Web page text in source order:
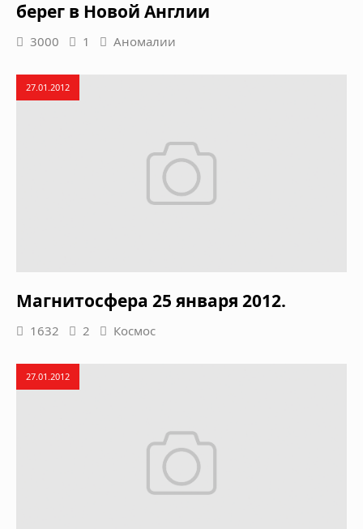
берег в Новой Англии
3000 1 Аномалии
27.01.2012
Магнитосфера 25 января 2012.
1632 2 Космос
27.01.2012